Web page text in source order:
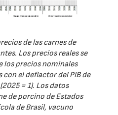
de las carnes de
Los precios reales se
los precios nominales
el deflactor del PIB de
= 1). Los datos
de porcino de Estados
de Brasil, vacuno